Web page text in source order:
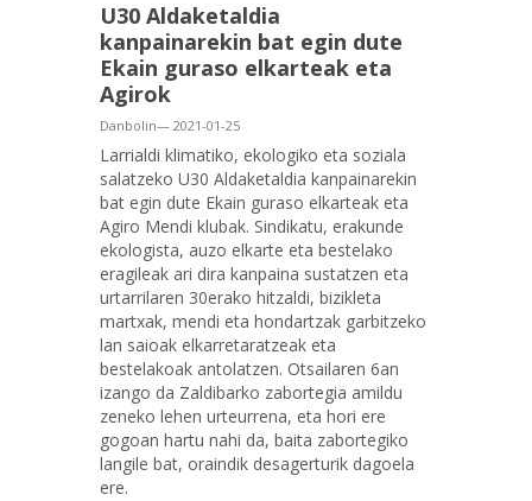
U30 Aldaketaldia
kanpainarekin bat egin dute
Ekain guraso elkarteak eta
Agirok
Danbolin— 2021-01-25
Larrialdi klimatiko, ekologiko eta soziala
salatzeko U30 Aldaketaldia kanpainarekin
bat egin dute Ekain guraso elkarteak eta
Agiro Mendi klubak. Sindikatu, erakunde
ekologista, auzo elkarte eta bestelako
eragileak ari dira kanpaina sustatzen eta
urtarrilaren 30erako hitzaldi, bizikleta
martxak, mendi eta hondartzak garbitzeko
lan saioak elkarretaratzeak eta
bestelakoak antolatzen. Otsailaren 6an
izango da Zaldibarko zabortegia amildu
zeneko lehen urteurrena, eta hori ere
gogoan hartu nahi da, baita zabortegiko
langile bat, oraindik desagerturik dagoela
ere.